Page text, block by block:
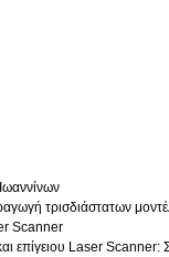
τρισδιάστατων
Scanner
επίγειου Laser Scanner: